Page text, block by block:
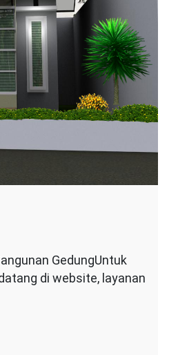
GedungUntuk
di website, layanan